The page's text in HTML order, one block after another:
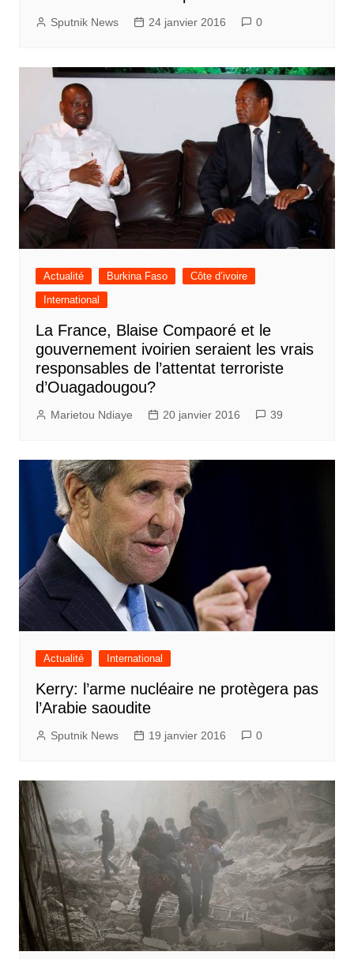
Sputnik News 24 janvier 2016 0
Actualité Burkina Faso
Côte d’ivoire
International
La France, Blaise Compaoré et le
gouvernement ivoirien seraient les vrais
responsables de l’attentat terroriste
d’Ouagadougou?
Marietou Ndiaye 20 janvier 2016 39
Actualité International
Kerry: l’arme nucléaire ne protègera pas
l’Arabie saoudite
Sputnik News 19 janvier 2016 0